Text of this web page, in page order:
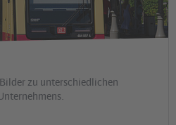
zu unterschiedlichen